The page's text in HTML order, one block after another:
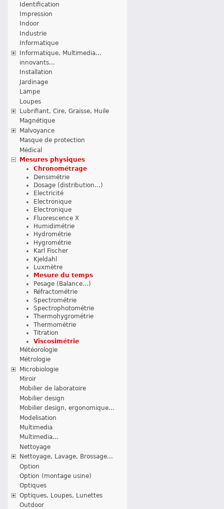
Identification
Impression
Indoor
Industrie
Informatique
Informatique, Multimedia...
innovants...
Installation
Jardinage
Lampe
Loupes
Lubrifiant, Cire, Graisse, Huile
Magnétique
Malvoyance
Masque de protection
Médical
Mesures physiques
Chronométrage
Densimétrie
Dosage (distribution...)
Electricité
Electronique
Electronique
Fluorescence X
Humidimétrie
Hydrométrie
Hygrométrie
Karl Fischer
Kjeldahl
Luxmètre
Mesure du temps
Pesage (Balance...)
Réfractométrie
Spectrométrie
Spectrophotométrie
Thermohygrométrie
Thermométrie
Titration
Viscosimétrie
Météorologie
Métrologie
Microbiologie
Miroir
Mobilier de laboratoire
Mobilier design
Mobilier design, ergonomique...
Modelisation
Multimedia
Multimedia...
Nettoyage
Nettoyage, Lavage, Brossage...
Option
Option (montage usine)
Optiques
Optiques, Loupes, Lunettes
Outdoor